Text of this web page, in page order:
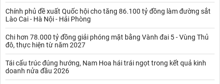
Chính phủ đề xuất Quốc hội cho tăng 86.100 tỷ đồng làm đường sắt
Lào Cai - Hà Nội - Hải Phòng
Chi hơn 78.000 tỷ đồng giải phóng mặt bằng Vành đai 5 - Vùng Thủ
đô, thực hiện từ năm 2027
Tái cấu trúc đúng hướng, Nam Hoa hái trái ngọt trong kết quả kinh
doanh nửa đầu 2026